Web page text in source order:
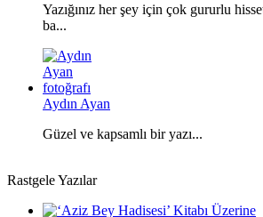
Yazığınız her şey için çok gururlu
ba...
Aydın Ayan
Güzel ve kapsamlı bir yazı...
Rastgele Yazılar